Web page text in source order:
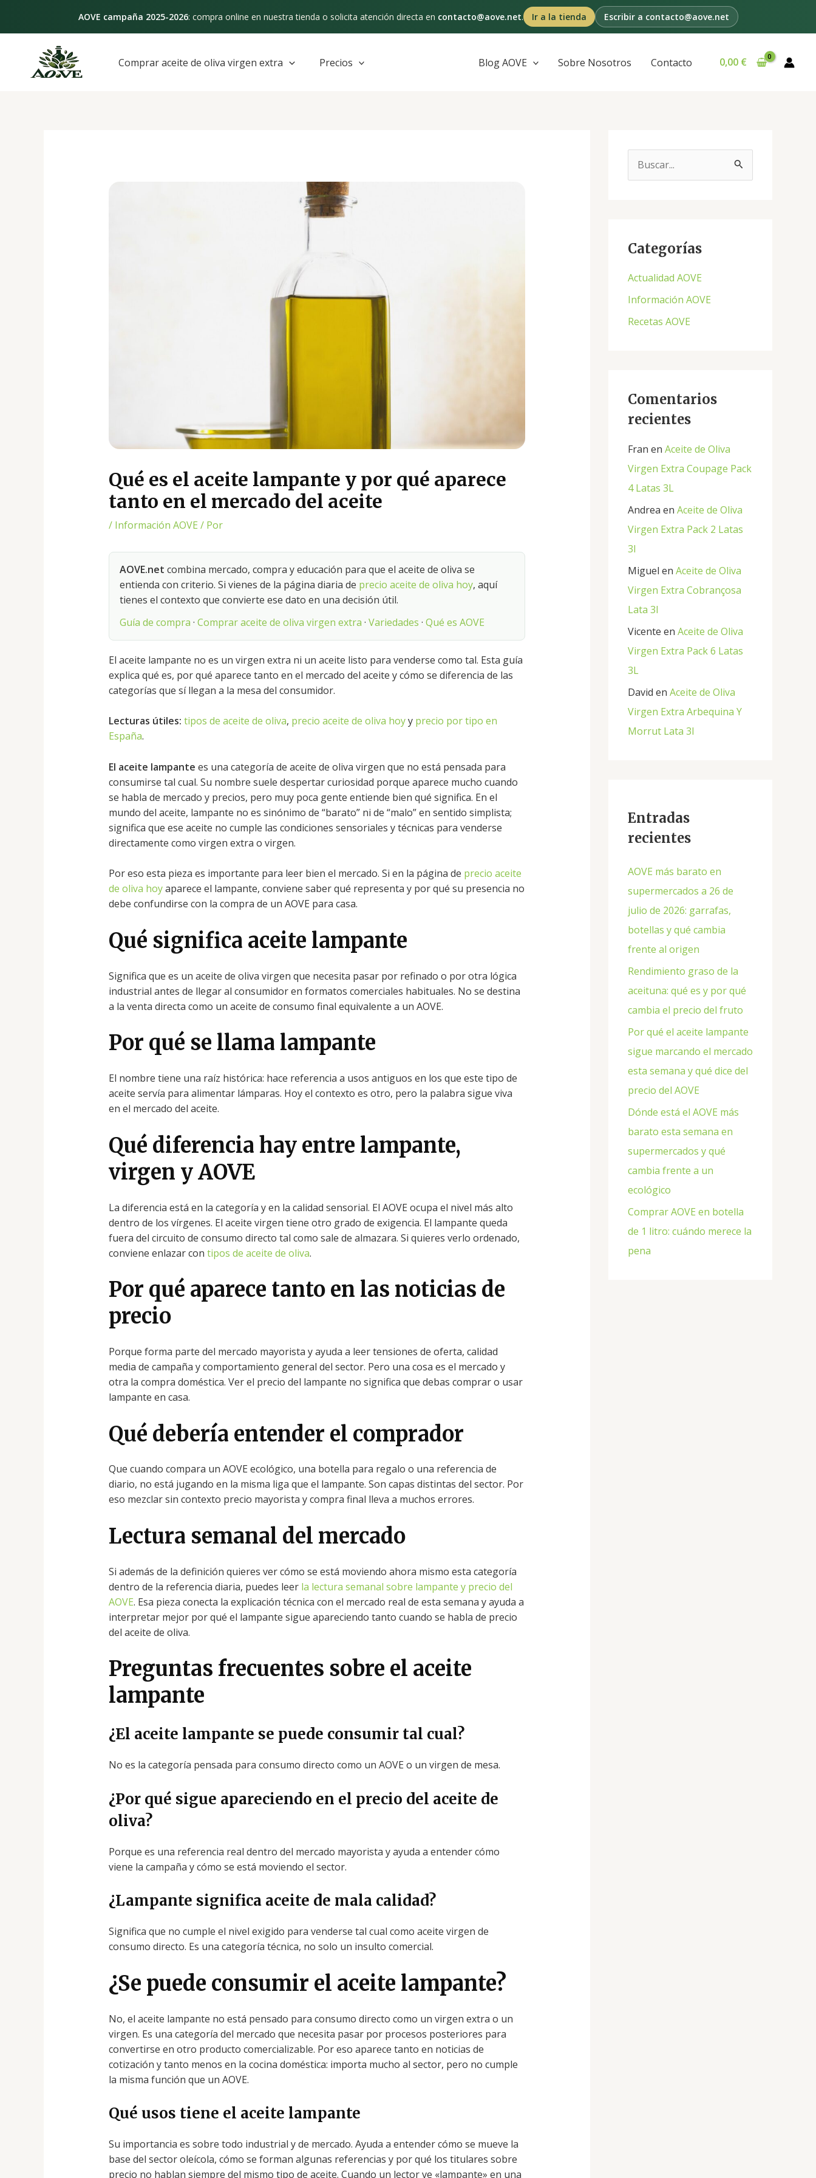
AOVE campaña 2025-2026: compra online en nuestra tienda o solicita atención directa en contacto@aove.net. Ir a la tienda Escribir a contacto@aove.net
contenido
Comprar aceite de oliva virgen extra
Precios Blog AOVE Sobre Nosotros Contacto 0,00 €
Qué es el aceite lampante y por qué aparece
tanto en el mercado del aceite
/ Información AOVE / Por
AOVE.net combina mercado, compra y educación para que el aceite de oliva se
entienda con criterio. Si vienes de la página diaria de precio aceite de oliva hoy, aquí
tienes el contexto que convierte ese dato en una decisión útil.
Guía de compra ·Comprar aceite de oliva virgen extra ·Variedades ·Qué es AOVE
El aceite lampante no es un virgen extra ni un aceite listo para venderse como tal. Esta guía
explica qué es, por qué aparece tanto en el mercado del aceite y cómo se diferencia de las
categorías que sí llegan a la mesa del consumidor.
Lecturas útiles: tipos de aceite de oliva, precio aceite de oliva hoyy precio por tipo en
España.
El aceite lampante es una categoría de aceite de oliva virgen que no está pensada para
consumirse tal cual. Su nombre suele despertar curiosidad porque aparece mucho cuando
se habla de mercado y precios, pero muy poca gente entiende bien qué significa. En el
mundo del aceite, lampante no es sinónimo de “barato” ni de “malo” en sentido simplista;
significa que ese aceite no cumple las condiciones sensoriales y técnicas para venderse
directamente como virgen extra o virgen.
Por eso esta pieza es importante para leer bien el mercado. Si en la página de precio aceite
de oliva hoyaparece el lampante, conviene saber qué representa y por qué su presencia no
debe confundirse con la compra de un AOVE para casa.
Qué significa aceite lampante
Significa que es un aceite de oliva virgen que necesita pasar por refinado o por otra lógica
industrial antes de llegar al consumidor en formatos comerciales habituales. No se destina
a la venta directa como un aceite de consumo final equivalente a un AOVE.
Por qué se llama lampante
El nombre tiene una raíz histórica: hace referencia a usos antiguos en los que este tipo de
aceite servía para alimentar lámparas. Hoy el contexto es otro, pero la palabra sigue viva
en el mercado del aceite.
Qué diferencia hay entre lampante,
virgen y AOVE
La diferencia está en la categoría y en la calidad sensorial. El AOVE ocupa el nivel más alto
dentro de los vírgenes. El aceite virgen tiene otro grado de exigencia. El lampante queda
fuera del circuito de consumo directo tal como sale de almazara. Si quieres verlo ordenado,
conviene enlazar con tipos de aceite de oliva.
Por qué aparece tanto en las noticias de
precio
Porque forma parte del mercado mayorista y ayuda a leer tensiones de oferta, calidad
media de campaña y comportamiento general del sector. Pero una cosa es el mercado y
otra la compra doméstica. Ver el precio del lampante no significa que debas comprar o usar
lampante en casa.
Qué debería entender el comprador
Que cuando compara un AOVE ecológico, una botella para regalo o una referencia de
diario, no está jugando en la misma liga que el lampante. Son capas distintas del sector. Por
eso mezclar sin contexto precio mayorista y compra final lleva a muchos errores.
Lectura semanal del mercado
Si además de la definición quieres ver cómo se está moviendo ahora mismo esta categoría
dentro de la referencia diaria, puedes leer la lectura semanal sobre lampante y precio del
AOVE. Esa pieza conecta la explicación técnica con el mercado real de esta semana y ayuda a
interpretar mejor por qué el lampante sigue apareciendo tanto cuando se habla de precio
del aceite de oliva.
Preguntas frecuentes sobre el aceite
lampante
¿El aceite lampante se puede consumir tal cual?
No es la categoría pensada para consumo directo como un AOVE o un virgen de mesa.
¿Por qué sigue apareciendo en el precio del aceite de
oliva?
Porque es una referencia real dentro del mercado mayorista y ayuda a entender cómo
viene la campaña y cómo se está moviendo el sector.
¿Lampante significa aceite de mala calidad?
Significa que no cumple el nivel exigido para venderse tal cual como aceite virgen de
consumo directo. Es una categoría técnica, no solo un insulto comercial.
¿Se puede consumir el aceite lampante?
No, el aceite lampante no está pensado para consumo directo como un virgen extra o un
virgen. Es una categoría del mercado que necesita pasar por procesos posteriores para
convertirse en otro producto comercializable. Por eso aparece tanto en noticias de
cotización y tanto menos en la cocina doméstica: importa mucho al sector, pero no cumple
la misma función que un AOVE.
Qué usos tiene el aceite lampante
Su importancia es sobre todo industrial y de mercado. Ayuda a entender cómo se mueve la
base del sector oleícola, cómo se forman algunas referencias y por qué los titulares sobre
precio no hablan siempre del mismo tipo de aceite. Cuando un lector ve «lampante» en una
de
entradas
a
p
o
r
Categorías
Actualidad AOVE
Información AOVE
Recetas AOVE
Comentarios
recientes
Fran en Aceite de Oliva
Virgen Extra Coupage Pack
4 Latas 3L
Andrea en Aceite de Oliva
Virgen Extra Pack 2 Latas
3l
Miguel en Aceite de Oliva
Virgen Extra Cobrançosa
Lata 3l
Vicente en Aceite de Oliva
Virgen Extra Pack 6 Latas
3L
David en Aceite de Oliva
Virgen Extra Arbequina Y
Morrut Lata 3l
Entradas
recientes
AOVE más barato en
supermercados a 26 de
julio de 2026: garrafas,
botellas y qué cambia
frente al origen
Rendimiento graso de la
aceituna: qué es y por qué
cambia el precio del fruto
Por qué el aceite lampante
sigue marcando el mercado
esta semana y qué dice del
precio del AOVE
Dónde está el AOVE más
barato esta semana en
supermercados y qué
cambia frente a un
ecológico
Comprar AOVE en botella
de 1 litro: cuándo merece la
pena